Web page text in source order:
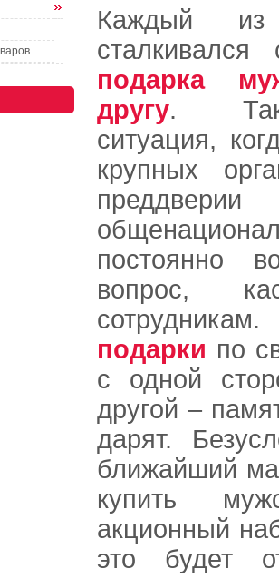
Каждый из
подарка
другу.
ситуация,
крупных
постоянно
вопрос,
подарки по
с одной
другой –
дарят.
ближайший
купить
акционный
это будет